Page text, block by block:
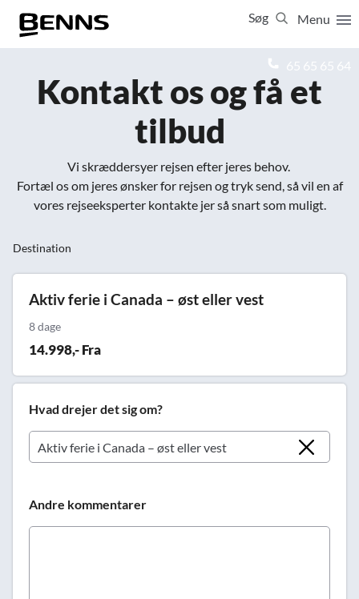
Menu
Søg
65 65 65 64
Kontakt os og få et
tilbud
Vi skræddersyer rejsen efter jeres behov.
Fortæl os om jeres ønsker for rejsen og tryk send, så vil en af
vores rejseeksperter kontakte jer så snart som muligt.
Destination
Aktiv ferie i Canada – øst eller vest
8 dage
14.998,- Fra
Hvad drejer det sig om?
Andre kommentarer
Luk
Vis resultater for:
Firma- og temarejser